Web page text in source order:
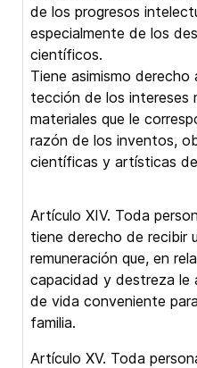
de los progresos
especialmente de los
científicos.
Tiene asimismo derecho
tección de los intereses
materiales que le
razón de los inventos,
científicas y artísticas
Artículo XIV. Toda
tiene derecho de recibir
remuneración que, en
capacidad y destreza le
de vida conveniente
familia.
Artículo XV. Toda